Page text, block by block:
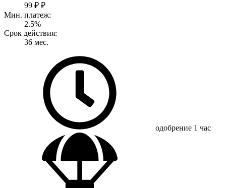
99 ₽ ₽
Мин. платеж:
2.5%
Срок действия:
36 мес.
одобрение 1 час